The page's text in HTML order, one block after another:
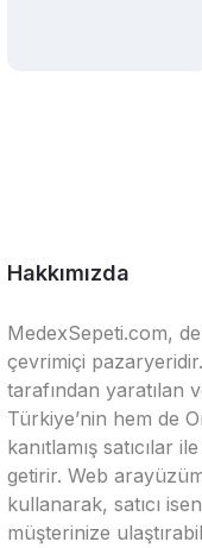
Hakkımızda
MedexSepeti.com,
çevrimiçi
tarafından yaratılan
Türkiye’nin hem de
kanıtlamış satıcılar
getirir. Web
kullanarak, satıcı
müşterinize